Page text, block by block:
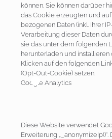
können. Sie können darüber
das Cookie erzeugten und
bezogenen Daten (inkl. Ihrer
Verarbeitung dieser Daten
sie das unter dem folgenden
herunterladen und
Klicken auf den folgenden
(Opt-Out-Cookie) setzen.
Google Analytics
Diese Website verwendet
Erweiterung